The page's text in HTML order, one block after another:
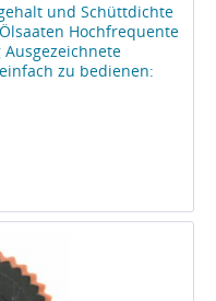
und Schüttdichte
Hochfrequente
zu bedienen: